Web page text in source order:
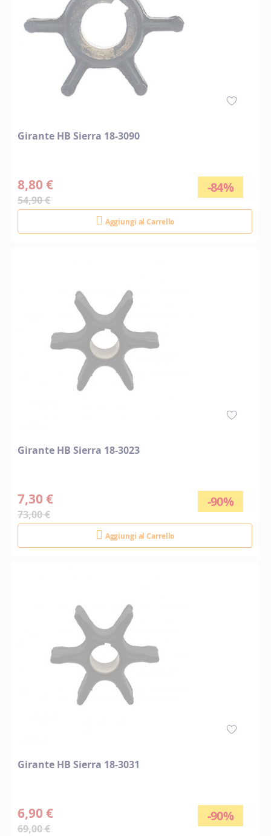
Girante HB Sierra 18-3090
-84%
8,80 €
54,90 €
Aggiungi al Carrello
Girante HB Sierra 18-3023
-90%
7,30 €
73,00 €
Aggiungi al Carrello
Girante HB Sierra 18-3031
-90%
6,90 €
69,00 €